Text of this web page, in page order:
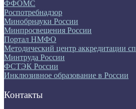
ФФОМС
Роспотребнадзор
Минобрнауки России
Минпросвещения России
Портал НМФО
Методический центр аккредитации
Минтруда России
ФСТЭК России
Инклюзивное образование в России
Контакты